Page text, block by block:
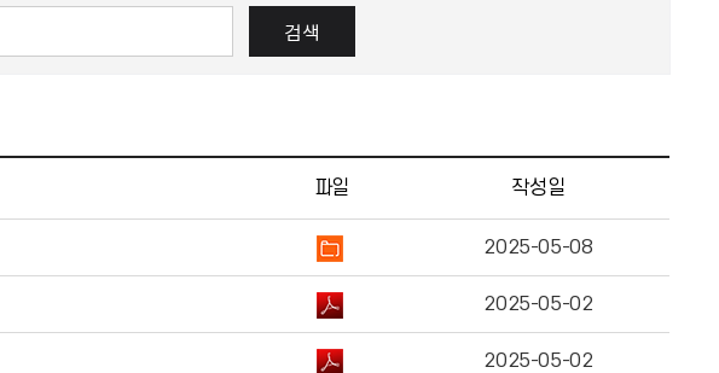
검색
파일 작성일
2025-05-08
2025-05-02
2025-05-02